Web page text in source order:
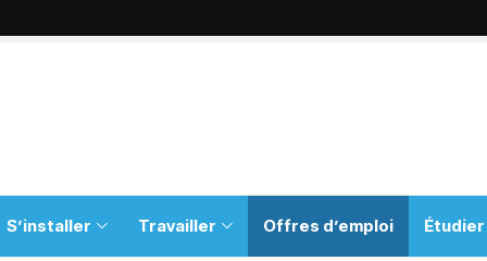
S’installer Travailler Offres d’emploi Étudier